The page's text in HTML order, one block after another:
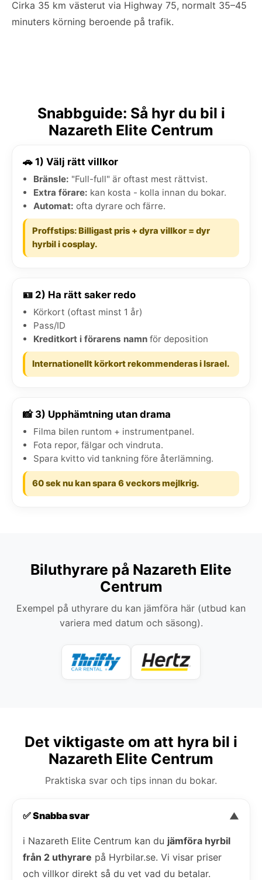
Cirka 35 km västerut via Highway 75, normalt 35–45
minuters körning beroende på trafik.
Snabbguide: Så hyr du bil i
Nazareth Elite Centrum
🚗 1) Välj rätt villkor
Bränsle: "Full-full" är oftast mest rättvist.
Extra förare: kan kosta - kolla innan du bokar.
Automat: ofta dyrare och färre.
Proffstips: Billigast pris + dyra villkor = dyr
hyrbil i cosplay.
🪪 2) Ha rätt saker redo
Körkort (oftast minst 1 år)
Pass/ID
Kreditkort i förarens namn för deposition
Internationellt körkort rekommenderas i Israel.
📸 3) Upphämtning utan drama
Filma bilen runtom + instrumentpanel.
Fota repor, fälgar och vindruta.
Spara kvitto vid tankning före återlämning.
60 sek nu kan spara 6 veckors mejlkrig.
Biluthyrare på Nazareth Elite
Centrum
Exempel på uthyrare du kan jämföra här (utbud kan
variera med datum och säsong).
Det viktigaste om att hyra bil i
Nazareth Elite Centrum
Praktiska svar och tips innan du bokar.
✅ Snabba svar ▼
i Nazareth Elite Centrum kan du jämföra hyrbil
från 2 uthyrare på Hyrbilar.se. Vi visar priser
och villkor direkt så du vet vad du betalar.